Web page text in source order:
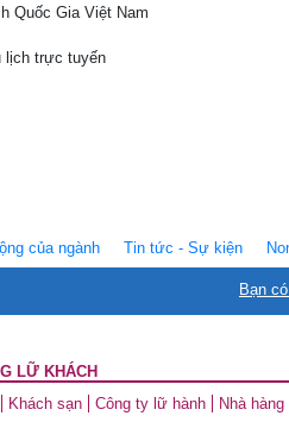
của ngành Tin tức - Sự kiện
Bạn
LỮ KHÁCH
Khách sạn Công ty lữ hành Nhà hàng